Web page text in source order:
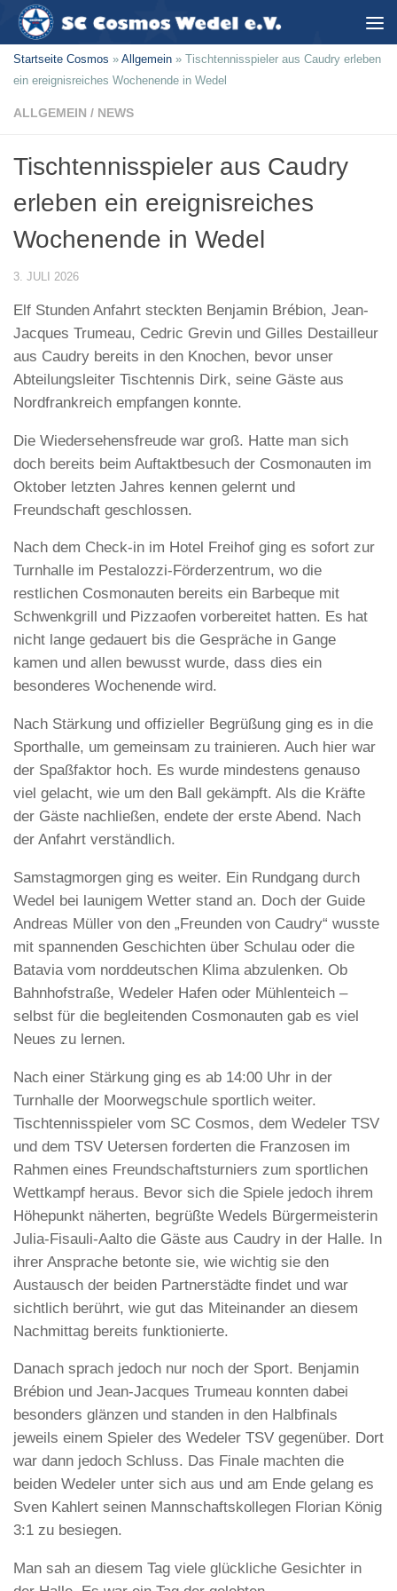
Zum Inhalt springen
Startseite Cosmos » Allgemein » Tischtennisspieler aus Caudry erleben
ein ereignisreiches Wochenende in Wedel
ALLGEMEIN / NEWS
Tischtennisspieler aus Caudry
erleben ein ereignisreiches
Wochenende in Wedel
3. JULI 2026
Elf Stunden Anfahrt steckten Benjamin Brébion, Jean-
Jacques Trumeau, Cedric Grevin und Gilles Destailleur
aus Caudry bereits in den Knochen, bevor unser
Abteilungsleiter Tischtennis Dirk, seine Gäste aus
Nordfrankreich empfangen konnte.
Die Wiedersehensfreude war groß. Hatte man sich
doch bereits beim Auftaktbesuch der Cosmonauten im
Oktober letzten Jahres kennen gelernt und
Freundschaft geschlossen.
Nach dem Check-in im Hotel Freihof ging es sofort zur
Turnhalle im Pestalozzi-Förderzentrum, wo die
restlichen Cosmonauten bereits ein Barbeque mit
Schwenkgrill und Pizzaofen vorbereitet hatten. Es hat
nicht lange gedauert bis die Gespräche in Gange
kamen und allen bewusst wurde, dass dies ein
besonderes Wochenende wird.
Nach Stärkung und offizieller Begrüßung ging es in die
Sporthalle, um gemeinsam zu trainieren. Auch hier war
der Spaßfaktor hoch. Es wurde mindestens genauso
viel gelacht, wie um den Ball gekämpft. Als die Kräfte
der Gäste nachließen, endete der erste Abend. Nach
der Anfahrt verständlich.
Samstagmorgen ging es weiter. Ein Rundgang durch
Wedel bei launigem Wetter stand an. Doch der Guide
Andreas Müller von den „Freunden von Caudry“ wusste
mit spannenden Geschichten über Schulau oder die
Batavia vom norddeutschen Klima abzulenken. Ob
Bahnhofstraße, Wedeler Hafen oder Mühlenteich –
selbst für die begleitenden Cosmonauten gab es viel
Neues zu lernen.
Nach einer Stärkung ging es ab 14:00 Uhr in der
Turnhalle der Moorwegschule sportlich weiter.
Tischtennisspieler vom SC Cosmos, dem Wedeler TSV
und dem TSV Uetersen forderten die Franzosen im
Rahmen eines Freundschaftsturniers zum sportlichen
Wettkampf heraus. Bevor sich die Spiele jedoch ihrem
Höhepunkt näherten, begrüßte Wedels Bürgermeisterin
Julia-Fisauli-Aalto die Gäste aus Caudry in der Halle. In
ihrer Ansprache betonte sie, wie wichtig sie den
Austausch der beiden Partnerstädte findet und war
sichtlich berührt, wie gut das Miteinander an diesem
Nachmittag bereits funktionierte.
Danach sprach jedoch nur noch der Sport. Benjamin
Brébion und Jean-Jacques Trumeau konnten dabei
besonders glänzen und standen in den Halbfinals
jeweils einem Spieler des Wedeler TSV gegenüber. Dort
war dann jedoch Schluss. Das Finale machten die
beiden Wedeler unter sich aus und am Ende gelang es
Sven Kahlert seinen Mannschaftskollegen Florian König
3:1 zu besiegen.
Man sah an diesem Tag viele glückliche Gesichter in